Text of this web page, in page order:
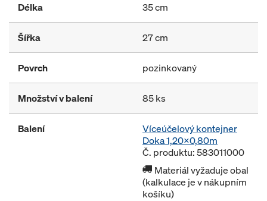
Délka 35 cm
Šířka 27 cm
Povrch pozinkovaný
Množství v balení 85 ks
Balení
Víceúčelový kontejner
Doka 1,20x0,80m
Č. produktu: 583011000
Materiál vyžaduje obal
(kalkulace je v nákupním
košíku)